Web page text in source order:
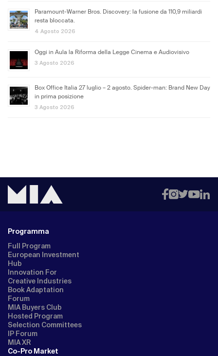
Paramount-Warner Bros. Discovery: la fusione da 110,9 miliardi
resta bloccata.
4 Agosto 2026
Oggi in Aula la Riforma della Legge Cinema e Audiovisivo
3 Agosto 2026
Box Office Italia 27 luglio – 2 agosto. Spider-man: Brand New Day
in prima posizione
3 Agosto 2026
Programma
Full Program
European Investment
Hub
Innovation For
Creative Industries
Book Adaptation
Forum
MIA Buyers Club
Hosted Program
Selection Committees
IP Forum
MIA XR
Co-Pro Market